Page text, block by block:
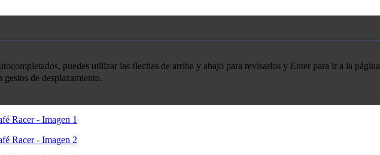
puedes utilizar las flechas de arriba y abajo para revisarlos y Enter para ir a la página
de desplazamiento.